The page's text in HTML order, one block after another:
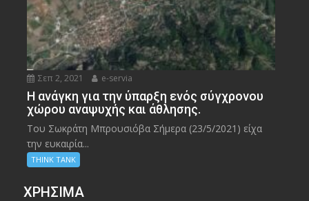
Σεπ 2, 2021 e-servia
Η ανάγκη για την ύπαρξη ενός σύγχρονου
χώρου αναψυχής και άθλησης.
Του Σωκράτη Μπρουσιόβα Σήμερα (23/5/2021) είχα
την ευκαιρία...
THINK TANK
ΧΡΉΣΙΜΑ